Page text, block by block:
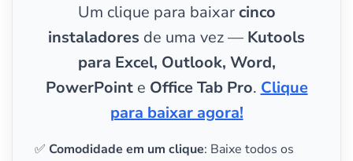
Um clique para baixarcinco
instaladores de uma vez — Kutools
para Excel, Outlook, Word,
PowerPointe Office Tab Pro. Clique
para baixar agora!
✅ Comodidade em um clique: Baixe todos os